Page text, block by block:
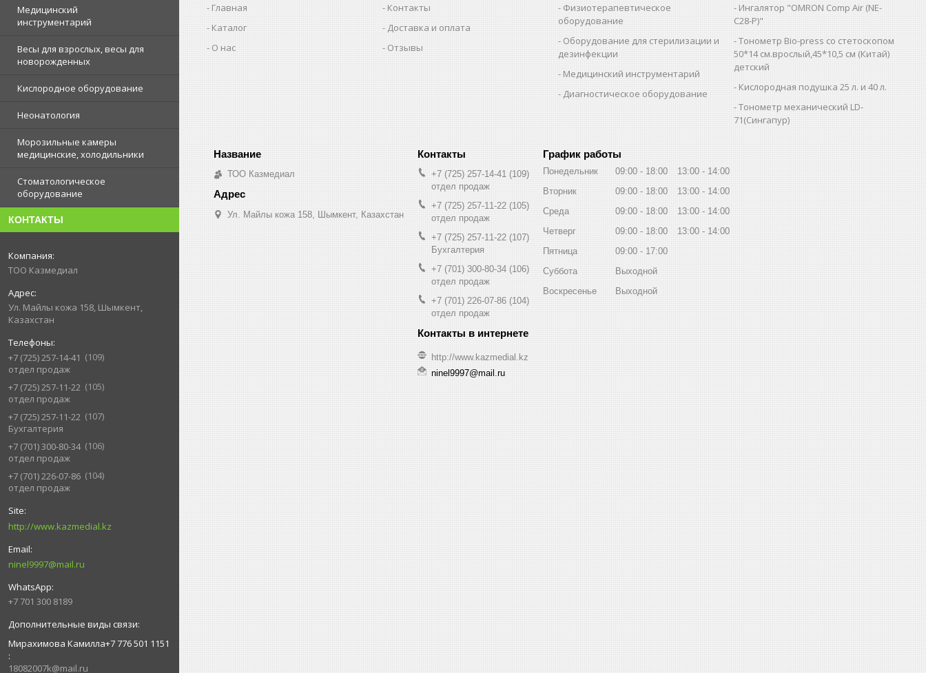
Медицинский
инструментарий
Весы для взрослых, весы для
новорожденных
Кислородное оборудование
Неонатология
Морозильные камеры
медицинские, холодильники
Стоматологическое
оборудование
КОНТАКТЫ
ТОО Казмедиал
Ул. Майлы кожа 158, Шымкент,
Казахстан
+7 (725) 257-14-41
109
отдел продаж
+7 (725) 257-11-22
105
отдел продаж
+7 (725) 257-11-22
107
Бухгалтерия
+7 (701) 300-80-34
106
отдел продаж
+7 (701) 226-07-86
104
отдел продаж
http://www.kazmedial.kz
ninel9997@mail.ru
+7 701 300 8189
Мирахимова Камилла+7 776 501 1151
18082007k@mail.ru
Главная
Каталог
О нас
Контакты
Доставка и оплата
Отзывы
Физиотерапевтическое
оборудование
Оборудование для стерилизации и
дезинфекции
Медицинский инструментарий
Диагностическое оборудование
Ингалятор "OMRON Comp Air (NE-
C28-Р)"
Тонометр Bio-press со стетоскопом
50*14 см.врослый,45*10,5 см (Китай)
детский
Кислородная подушка 25 л. и 40 л.
Тонометр механический LD-
71(Сингапур)
ТОО Казмедиал
Ул. Майлы кожа 158, Шымкент, Казахстан
+7 (725) 257-14-41
109
отдел продаж
+7 (725) 257-11-22 105
отдел продаж
+7 (725) 257-11-22 107
Бухгалтерия
+7 (701) 300-80-34 106
отдел продаж
+7 (701) 226-07-86 104
отдел продаж
http://www.kazmedial.kz
ninel9997@mail.ru
График работы
Понедельник 09:00 18:00 13:00
14:00
Вторник
09:00 18:00 13:00
14:00
Среда
09:00 18:00 13:00
14:00
Четверг
09:00 18:00 13:00
14:00
Пятница
09:00
17:00
Суббота
Выходной
Воскресенье
Выходной